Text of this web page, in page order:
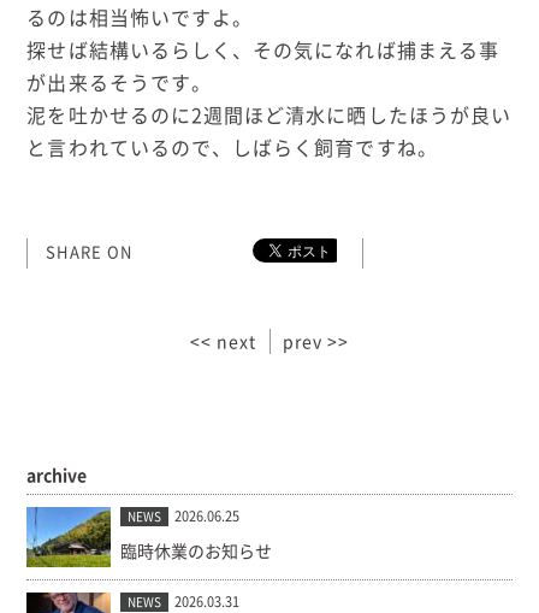
るのは相当怖いですよ。
探せば結構いるらしく、その気になれば捕まえる事
が出来るそうです。
泥を吐かせるのに2週間ほど清水に晒したほうが良い
と言われているので、しばらく飼育ですね。
SHARE ON
<< next prev >>
archive
NEWS 2026.06.25
臨時休業のお知らせ
NEWS 2026.03.31